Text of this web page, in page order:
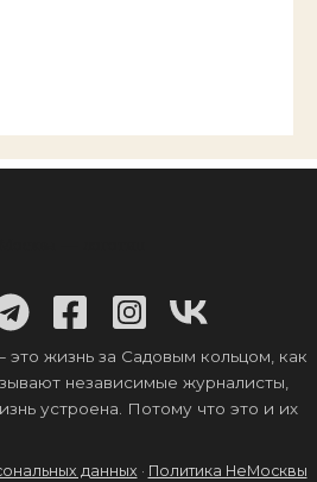
жизнь за Садовым кольцом, как
независимые журналисты,
устроена. Потому что это и их
данных · Политика НеМосквы